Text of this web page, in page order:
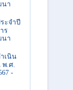
นา
ะจำปี
ร
นา
เนิน
.ศ.
-